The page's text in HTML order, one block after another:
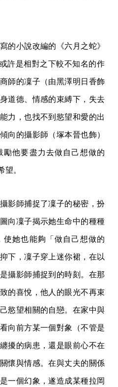
的小說改編的《六月之蛇》
或許是相對之下較不知名的作
師的凜子（由黑澤明日香飾
道德、情感的束縛下，失去
力，也找不到慾望和愛的出
向的攝影師（塚本晉也飾）
他要盡力去做自己想做的
望。
影師捕捉了凜子的秘密，扮
向凜子揭示她生命中的種種
她也能夠「做自己想做的
下，凜子穿上迷你裙，在以
攝影師捕捉到的時刻。在那
的喜悅，他人的眼光不再束
慾望相關的自戀。在家中與
向前方某一個對象（不管是
擾的病患，還是眼前心不在
懷與情感。在與丈夫的關係
一個幻象，遂造成某種拉岡